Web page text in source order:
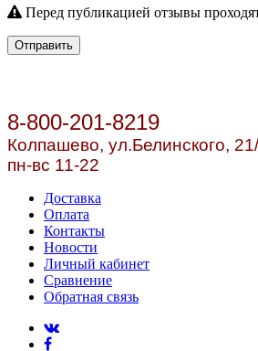
Перед публикацией отзывы
Отправить
8-800-201-8219
Колпашево, ул.Белинского,
пн-вс 11-22
Доставка
Оплата
Контакты
Новости
Личный кабинет
Сравнение
Обратная связь